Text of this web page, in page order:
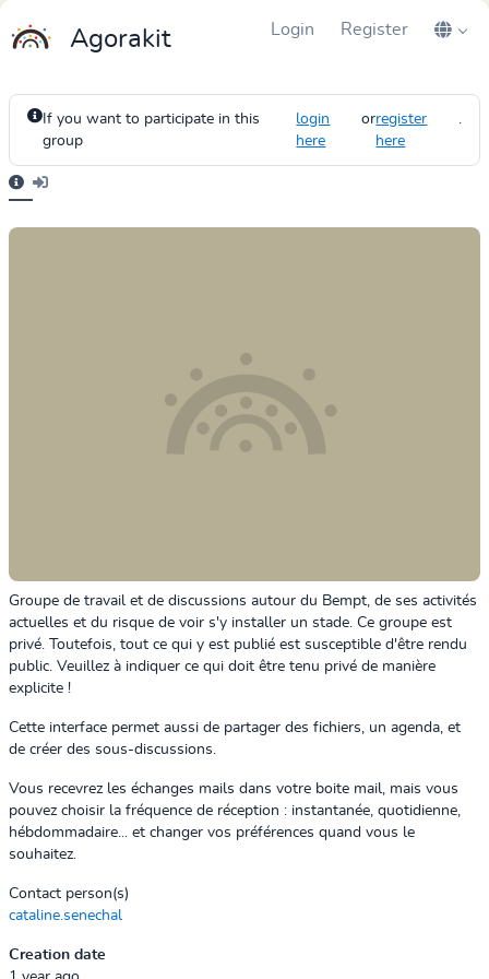
Agorakit Login Register
If you want to participate in this
group
login
here
orregister
here
.
Groupe de travail et de discussions autour du Bempt, de ses activités
actuelles et du risque de voir s'y installer un stade. Ce groupe est
privé. Toutefois, tout ce qui y est publié est susceptible d'être rendu
public. Veuillez à indiquer ce qui doit être tenu privé de manière
explicite !
Cette interface permet aussi de partager des fichiers, un agenda, et
de créer des sous-discussions.
Vous recevrez les échanges mails dans votre boite mail, mais vous
pouvez choisir la fréquence de réception : instantanée, quotidienne,
hébdommadaire... et changer vos préférences quand vous le
souhaitez.
Contact person(s)
cataline.senechal
Creation date